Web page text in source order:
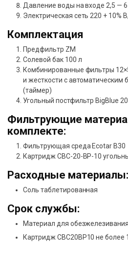
Давление воды на входе 2,5 —
Электрическая сеть 220 + 10%
Комплектация
Предфильтр ZM
Солевой бак 100 л
Комбинированные фильтры
и жесткости с автоматическим
(таймер)
Угольный постфильтр BigBlue
Фильтрующие
комплекте:
Фильтрующая среда Ecotar B30
Картридж CBC-20-BP-10
Расходные материалы:
Cоль таблетированная
Срок службы:
Материал для
Картридж CBC20BP10 не более